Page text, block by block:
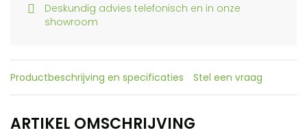
Deskundig advies telefonisch en in onze
showroom
Productbeschrijving en specificaties Stel een vraag
ARTIKEL OMSCHRIJVING